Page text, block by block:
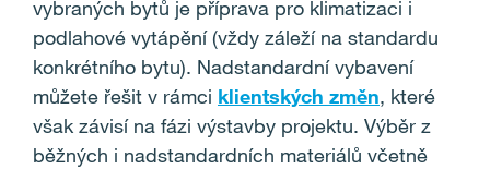
vybraných bytů je příprava pro klimatizaci i
podlahové vytápění (vždy záleží na standardu
konkrétního bytu). Nadstandardní vybavení
můžete řešit v rámci klientských změn, které
však závisí na fázi výstavby projektu. Výběr z
běžných i nadstandardních materiálů včetně